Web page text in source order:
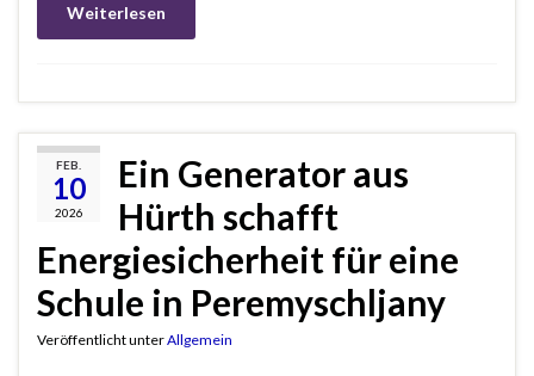
Weiterlesen
FEB.
10
2026
Ein Generator aus
Hürth schafft
Energiesicherheit für eine
Schule in Peremyschljany
Veröffentlicht unterAllgemein